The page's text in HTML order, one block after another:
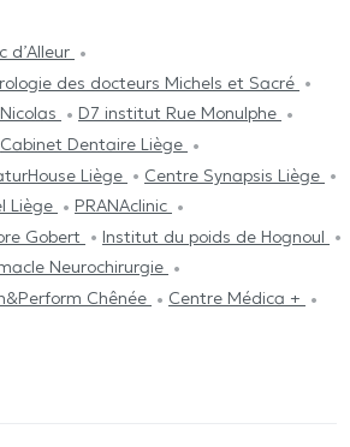
d’Alleur
des docteurs Michels et Sacré
D7 institut Rue Monulphe
Cabinet Dentaire Liège
Liège
Centre Synapsis Liège
Liège
PRANAclinic
Gobert
Institut du poids de Hognoul
Neurochirurgie
Chênée
Centre Médica +